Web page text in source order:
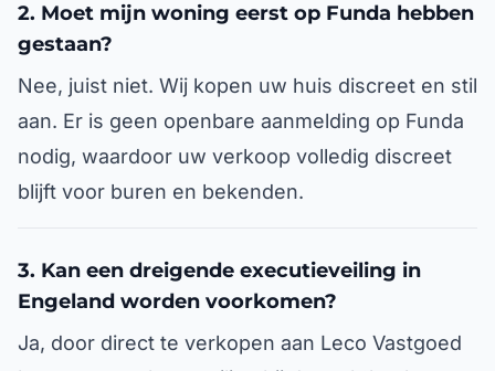
2. Moet mijn woning eerst op Funda hebben
gestaan?
Nee, juist niet. Wij kopen uw huis discreet en stil
aan. Er is geen openbare aanmelding op Funda
nodig, waardoor uw verkoop volledig discreet
blijft voor buren en bekenden.
3. Kan een dreigende executieveiling in
Engeland worden voorkomen?
Ja, door direct te verkopen aan Leco Vastgoed